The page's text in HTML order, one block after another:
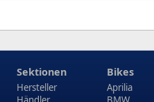
Sektionen
Hersteller
Bikes
Aprilia